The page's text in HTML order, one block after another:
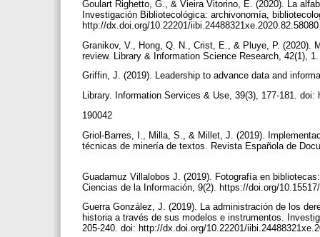
Goulart Righetto, G., & Vieira Vitorino, E. (2020). La
Investigación Bibliotecológica: archivonomía,
http://dx.doi.org/10.22201/
Granikov, V., Hong, Q. N., Crist, E., & Pluye, P. (2020).
review. Library & Information Science Research, 42(1),
Griffin, J. (2019). Leadership to advance data and
Library. Information Services & Use, 39(3), 177-181.
190042
Griol-Barres, I., Milla, S., & Millet, J. (2019).
técnicas de minería de textos. Revista Española de
Guadamuz Villalobos J. (2019). Fotografía en
Ciencias de la Información, 9(2). https://doi.org/
Guerra González, J. (2019). La administración de los
historia a través de sus modelos e instrumentos.
205-240. doi: http://dx.doi.org/10.22201/